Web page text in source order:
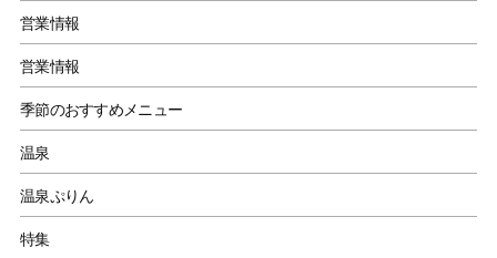
営業情報
営業情報
季節のおすすめメニュー
温泉
温泉ぷりん
特集